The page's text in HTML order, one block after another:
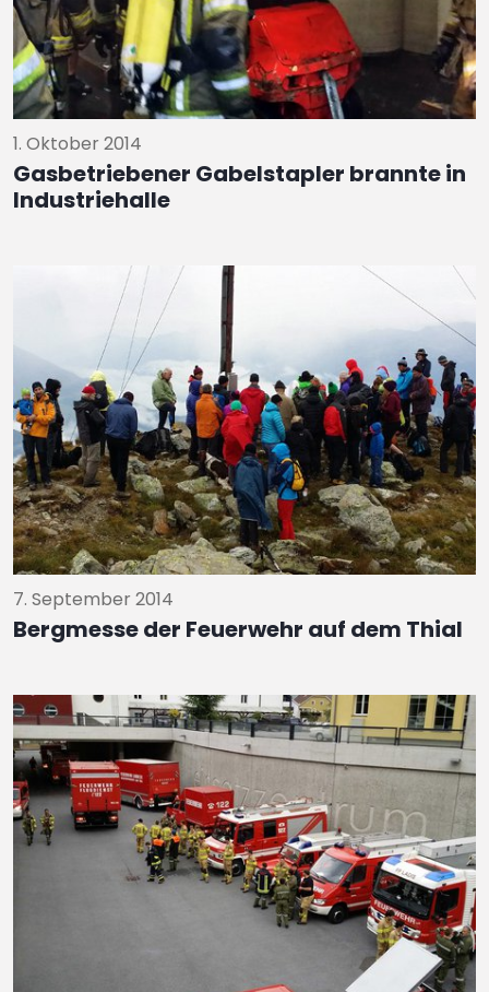
1. Oktober 2014
Gasbetriebener Gabelstapler brannte in
Industriehalle
7. September 2014
Bergmesse der Feuerwehr auf dem Thial